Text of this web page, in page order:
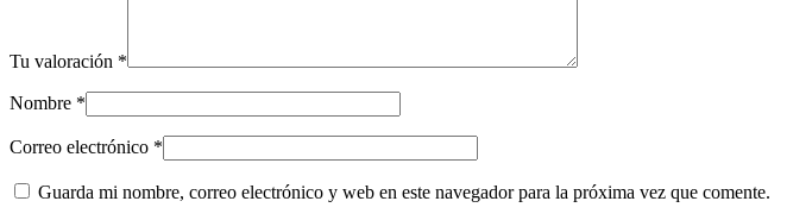
Tu valoración *
Nombre *
Correo electrónico *
Guarda mi nombre, correo electrónico y web en este navegador para la próxima vez que comente.